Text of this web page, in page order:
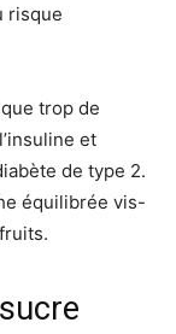
risque
trop de
et
de type 2.
équilibrée vis-